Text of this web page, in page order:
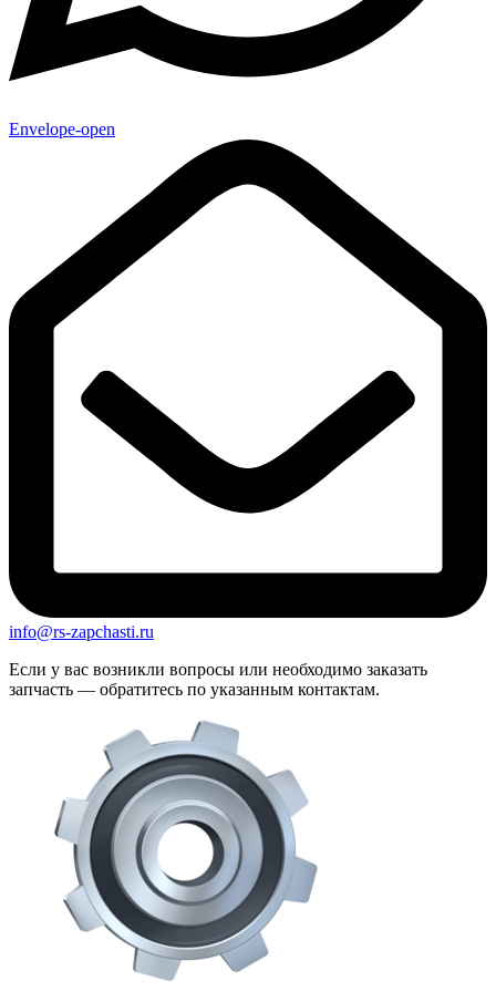
Envelope-open
info@rs-zapchasti.ru
Если у вас возникли вопросы или необходимо заказать
запчасть — обратитесь по указанным контактам.